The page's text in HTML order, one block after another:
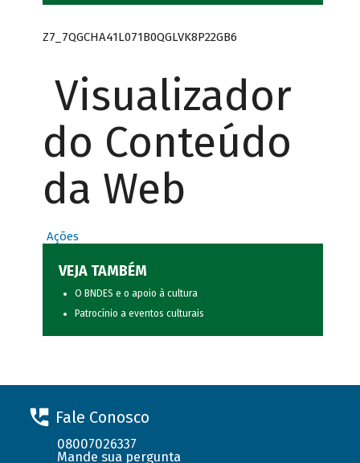
Z7_7QGCHA41L071B0QGLVK8P22GB6
Visualizador
do Conteúdo
da Web
Ações
VEJA TAMBÉM
O BNDES e o apoio à cultura
Patrocínio a eventos culturais
Fale Conosco
08007026337
Mande sua pergunta